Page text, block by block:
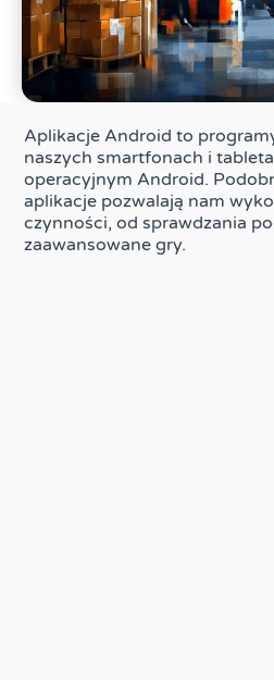
Aplikacje Android to
naszych smartfonach i
operacyjnym Android.
aplikacje pozwalają nam
czynności, od sprawdzania
zaawansowane gry.